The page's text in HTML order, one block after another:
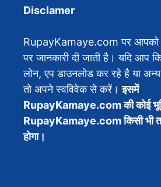
Disclamer
RupayKamaye.com पर आपको
पर जानकारी दी जाती है। यदि आप
लोन, एप डाउनलोड कर रहे है या
तो अपने स्वविवेक से करें।इसमें
RupayKamaye.com की कोई
RupayKamaye.com किसी भी
होगा।